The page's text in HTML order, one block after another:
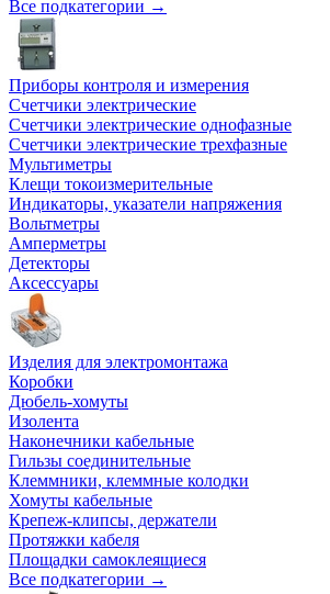
Все подкатегории →
Приборы контроля и измерения
Счетчики электрические
Счетчики электрические однофазные
Счетчики электрические трехфазные
Мультиметры
Клещи токоизмерительные
Индикаторы, указатели напряжения
Вольтметры
Амперметры
Детекторы
Аксессуары
Изделия для электромонтажа
Коробки
Дюбель-хомуты
Изолента
Наконечники кабельные
Гильзы соединительные
Клеммники, клеммные колодки
Хомуты кабельные
Крепеж-клипсы, держатели
Протяжки кабеля
Площадки самоклеящиеся
Все подкатегории →